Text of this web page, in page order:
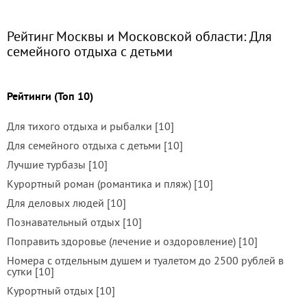
Рейтинг Москвы и Московской области: Для
семейного отдыха с детьми
Рейтинги (Топ 10)
Для тихого отдыха и рыбалки [10]
Для семейного отдыха с детьми [10]
Лучшие турбазы [10]
Курортный роман (романтика и пляж) [10]
Для деловых людей [10]
Познавательный отдых [10]
Поправить здоровье (лечение и оздоровление) [10]
Номера с отдельным душем и туалетом до 2500 рублей в
сутки [10]
Курортный отдых [10]